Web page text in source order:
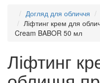
Догляд для обличчя
Ліфтинг крем для
Cream BABOR 50 мл
Ліфтинг